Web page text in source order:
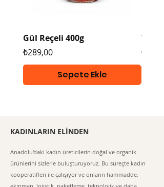
Gül Reçeli 400g
Fiyat
₺289,00
Sepete Ekle
Fiyat
KADINLARIN ELİNDEN
Anadolu'daki kadın üreticilerin doğal ve organik
ürünlerini sizlerle buluşturuyoruz. Bu süreçte kadın
kooperatifleri ile çalışıyor ve onların hammadde,